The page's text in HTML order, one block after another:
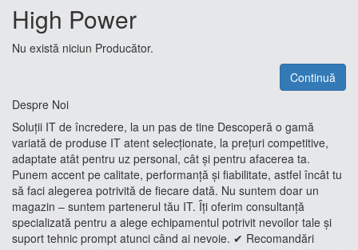
High Power
Nu există niciun Producător.
Continuă
Despre Noi
Soluții IT de încredere, la un pas de tine Descoperă o gamă
variată de produse IT atent selecționate, la prețuri competitive,
adaptate atât pentru uz personal, cât și pentru afacerea ta.
Punem accent pe calitate, performanță și fiabilitate, astfel încât tu
să faci alegerea potrivită de fiecare dată. Nu suntem doar un
magazin – suntem partenerul tău IT. Îți oferim consultanță
specializată pentru a alege echipamentul potrivit nevoilor tale și
suport tehnic prompt atunci când ai nevoie. ✔ Recomandări